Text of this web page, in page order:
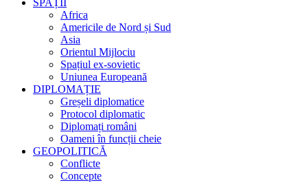
SPAȚII
Africa
Americile de Nord și Sud
Asia
Orientul Mijlociu
Spațiul ex-sovietic
Uniunea Europeană
DIPLOMAȚIE
Greșeli diplomatice
Protocol diplomatic
Diplomați români
Oameni în funcții cheie
GEOPOLITICĂ
Conflicte
Concepte